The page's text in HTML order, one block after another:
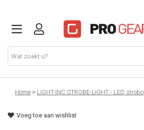
DJ gear
Lights & effects
Home > LIGHT-INC STROBE-LIGHT - LED strobo
Voeg toe aan wishlist